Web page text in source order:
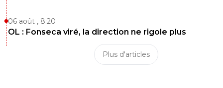
06 août , 8:20
OL : Fonseca viré, la direction ne rigole plus
Plus d'articles